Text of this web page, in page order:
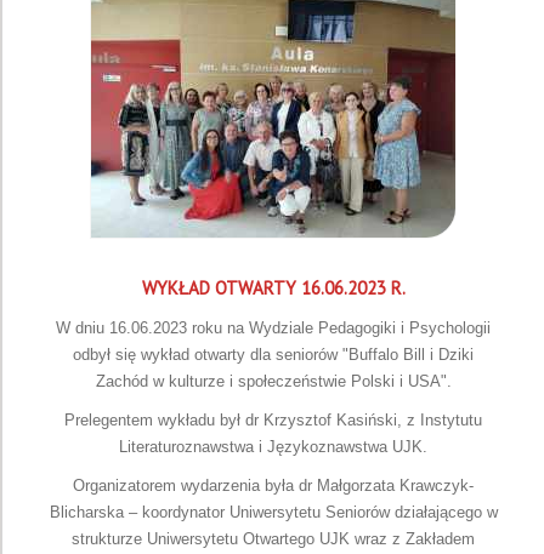
WYKŁAD OTWARTY 16.06.2023 R.
W dniu 16.06.2023 roku na Wydziale Pedagogiki i Psychologii
odbył się wykład otwarty dla seniorów "Buffalo Bill i Dziki
Zachód w kulturze i społeczeństwie Polski i USA".
Prelegentem wykładu był dr Krzysztof Kasiński, z Instytutu
Literaturoznawstwa i Językoznawstwa UJK.
Organizatorem wydarzenia była dr Małgorzata Krawczyk-
Blicharska – koordynator Uniwersytetu Seniorów działającego w
strukturze Uniwersytetu Otwartego UJK wraz z Zakładem